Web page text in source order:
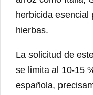
herbicida esencial
hierbas.
La solicitud de
se limita al 10-15
española,